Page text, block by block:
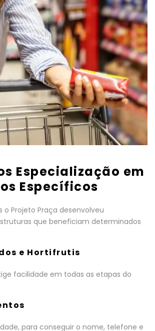
Especialização em
Específicos
o Projeto Praça desenvolveu
que beneficiam determinados
e Hortifrutis
facilidade em todas as etapas do
para conseguir o nome, telefone e